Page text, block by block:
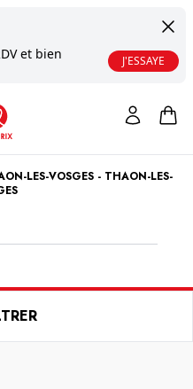
et bien
J'ESSAYE
LES-VOSGES - THAON-LES-